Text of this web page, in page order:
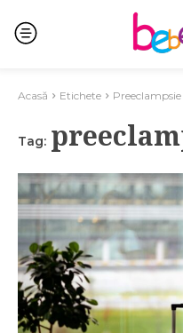
Acasă Etichete Preeclampsie
Tag: